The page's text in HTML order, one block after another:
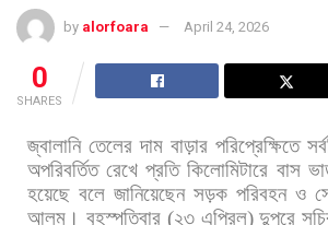
by alorfoara April 24, 2026
0
SHARES
জ্বালানি তেলের দাম বাড়ার পরিপ্রেক্ষিতে
অপরিবর্তিত রেখে প্রতি কিলোমিটারে বাস
হয়েছে বলে জানিয়েছেন সড়ক পরিবহন ও
আলম। বৃহস্পতিবার(২৩ এপ্রিল)দুপুরে